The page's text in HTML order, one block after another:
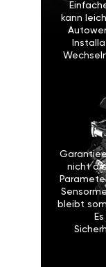
kann
nicht
bleibt